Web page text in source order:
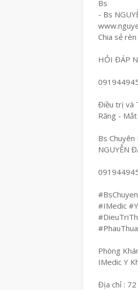
Bs
- Bs
Chia sẻ
HỎI ĐÁP
Điều trị và
Răng -
Bs Chuyên
NGUYỄN
#IMedic
Phòng
IMedic Y
Địa chỉ :